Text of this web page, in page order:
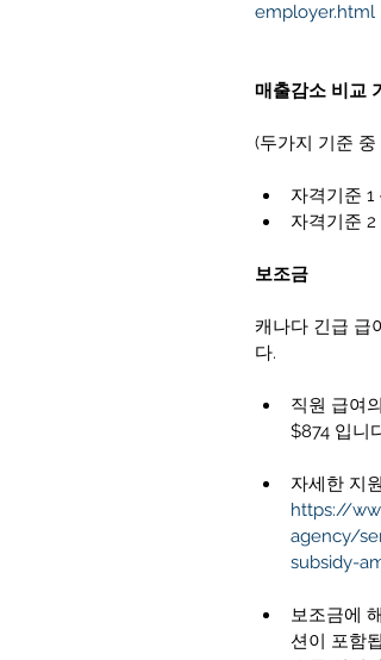
employer.html
매출감소 비교
(두가지 기준
자격기준
자격기준
보조금
캐나다 긴급 급
다.
직원 급여
$874 입니
자세한 지
https://
agency/
subsidy-
보조금에
션이 포함